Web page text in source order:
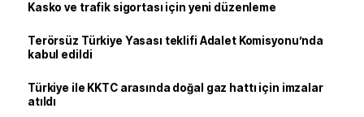
Kasko ve trafik sigortası için yeni düzenleme
Terörsüz Türkiye Yasası teklifi Adalet Komisyonu’nda
kabul edildi
Türkiye ile KKTC arasında doğal gaz hattı için imzalar
atıldı